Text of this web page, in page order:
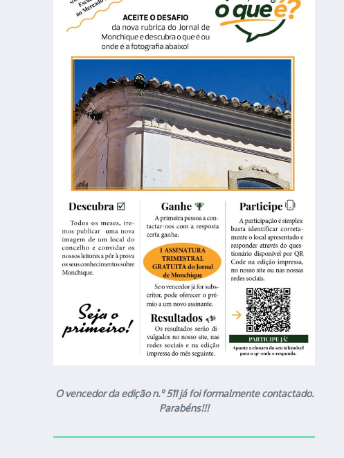
O vencedor da edição n.º 511 já foi formalmente contactado.
Parabéns!!!